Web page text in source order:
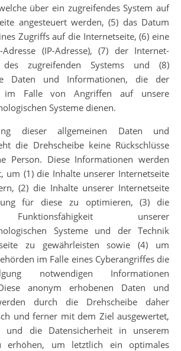
über ein zugreifendes System auf
angesteuert werden, (5) das Datum
Zugriffs auf die Internetseite, (6) eine
Adresse (IP-Adresse), (7) der Internet-
des zugreifenden Systems und (8)
Daten und Informationen, die der
im Falle von Angriffen auf unsere
Systeme dienen.
dieser allgemeinen Daten und
die Drehscheibe keine Rückschlüsse
Person. Diese Informationen werden
um (1) die Inhalte unserer Internetseite
(2) die Inhalte unserer Internetseite
für diese zu optimieren, (3) die
unserer
Systeme und der Technik
zu gewährleisten sowie (4) um
im Falle eines Cyberangriffes die
notwendigen Informationen
anonym erhobenen Daten und
durch die Drehscheibe daher
und ferner mit dem Ziel ausgewertet,
und die Datensicherheit in unserem
erhöhen, um letztlich ein optimales